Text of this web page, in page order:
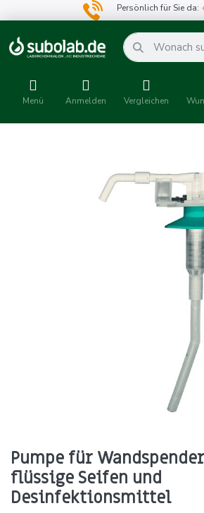
Persönlich für Sie da:
Menü Anmelden Vergleichen
Pumpe für
flüssige Seifen und
Desinfektionsmittel